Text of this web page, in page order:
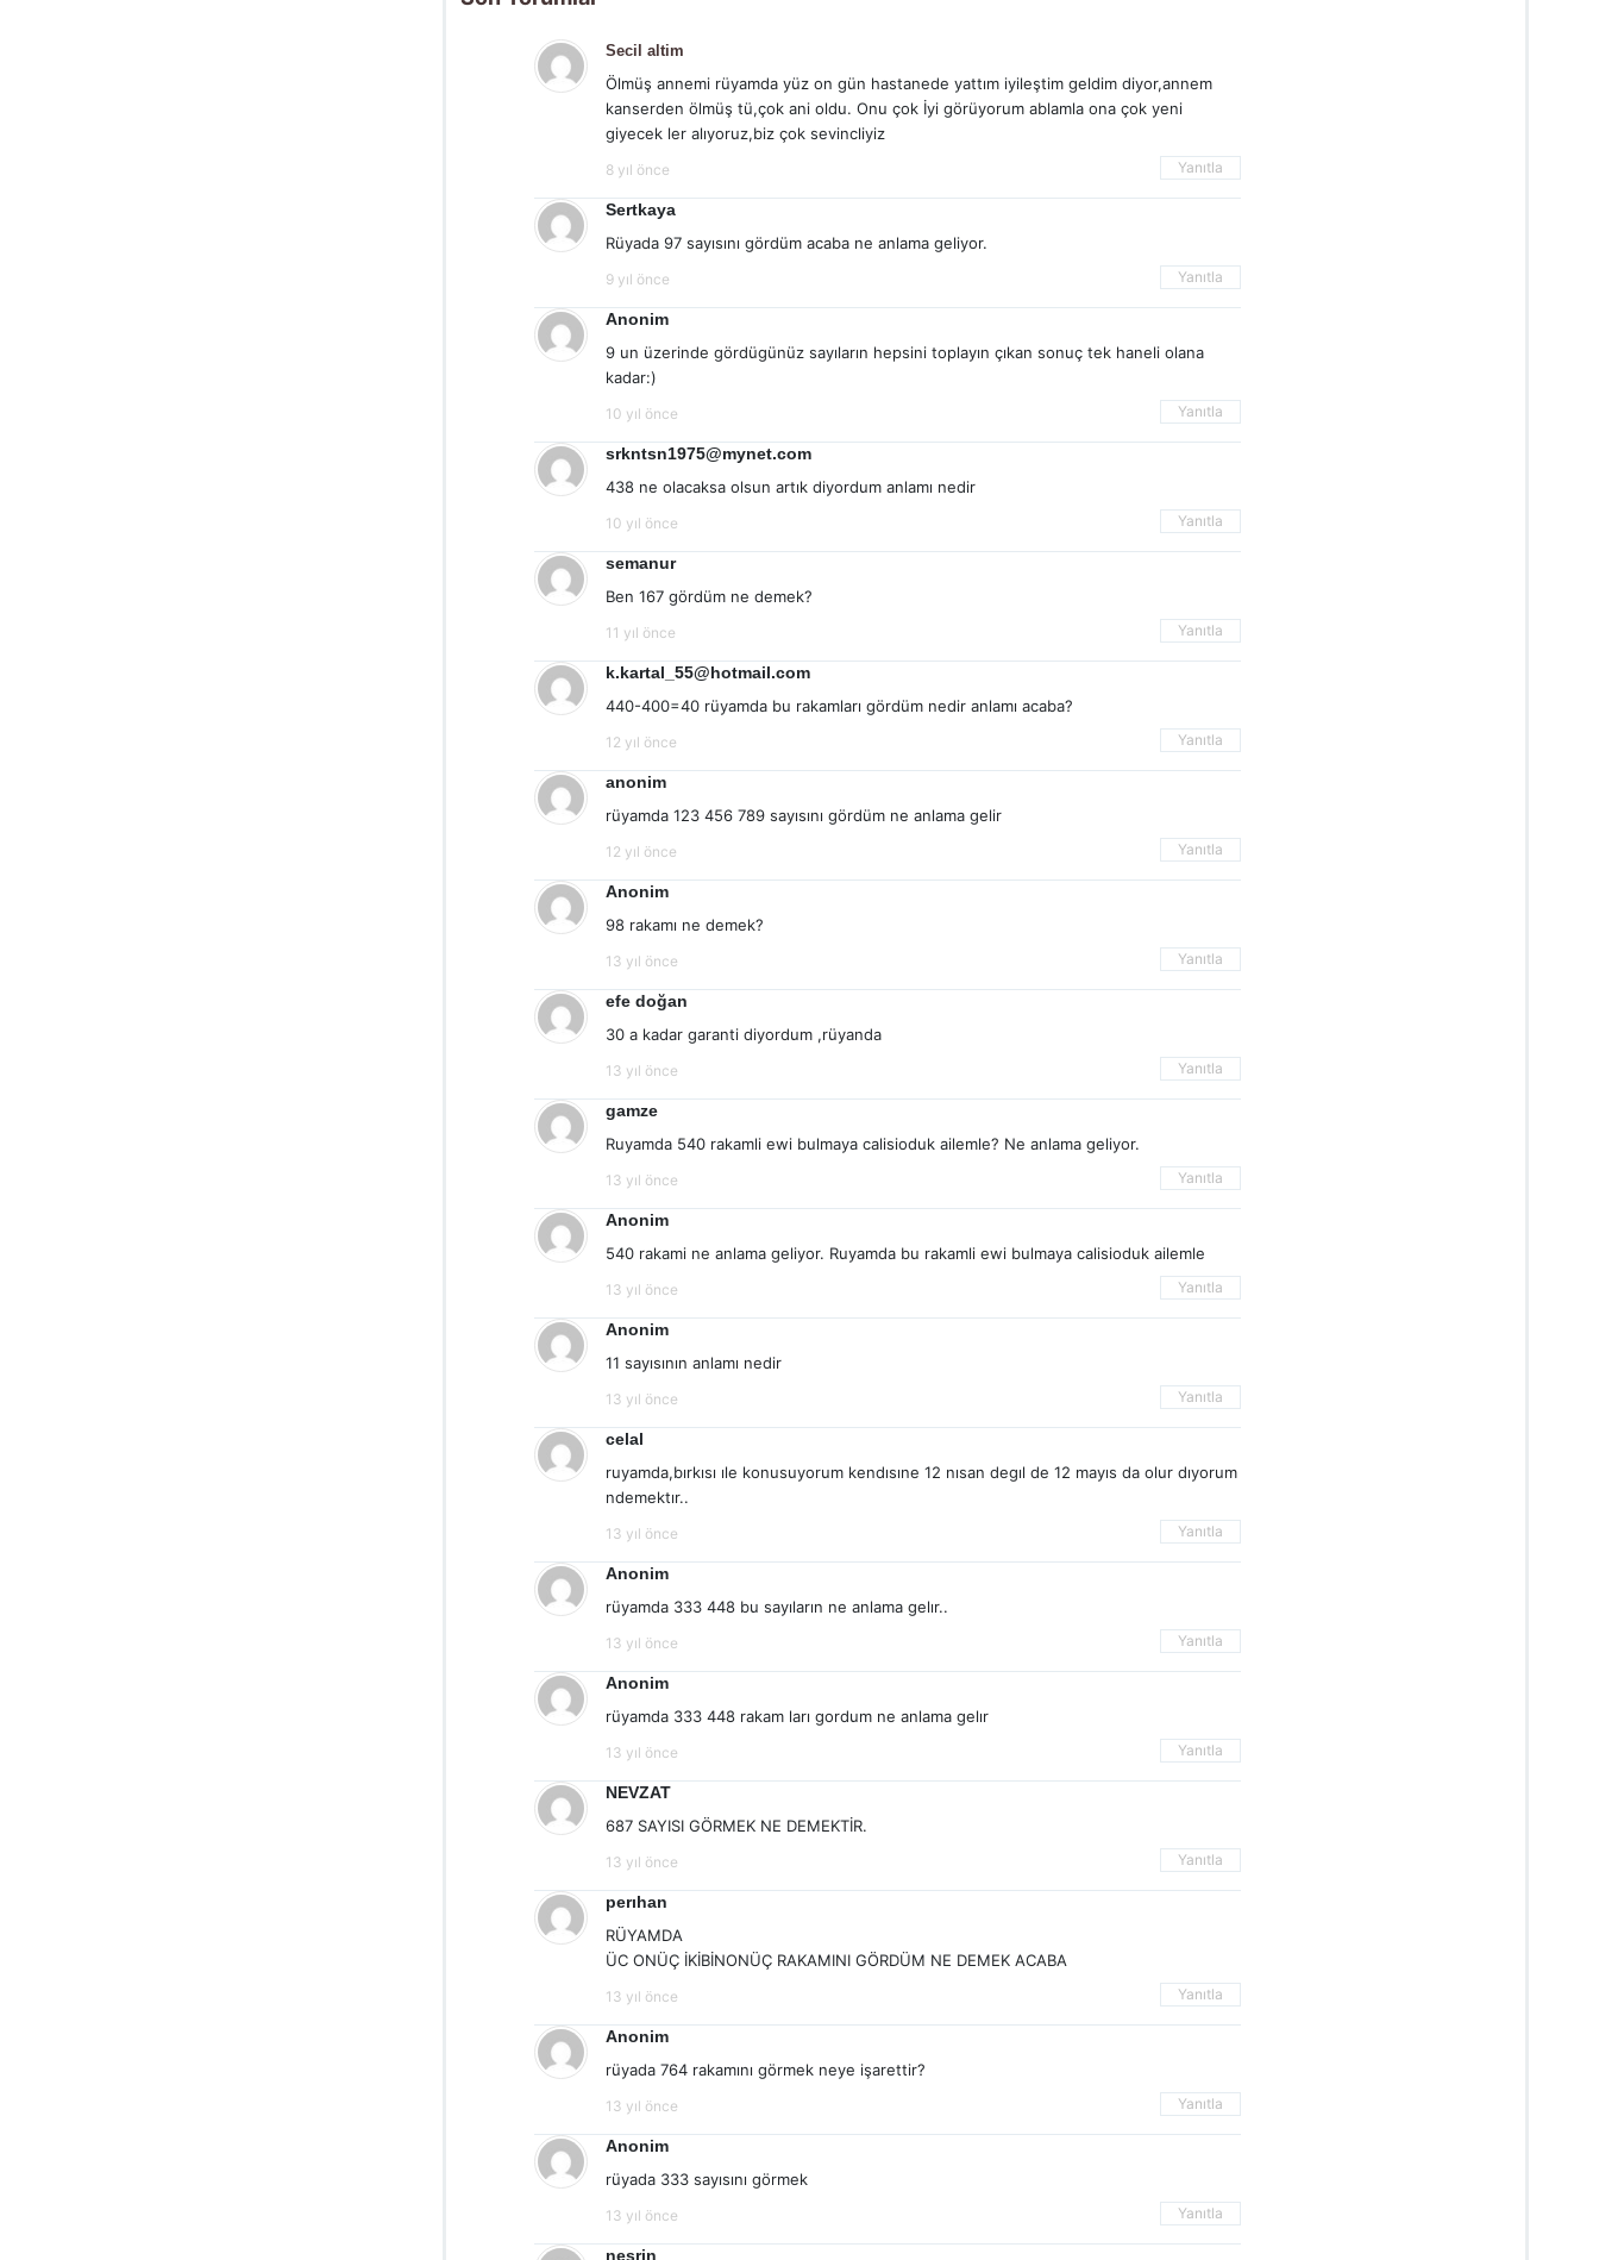
Secil altim
Ölmüş annemi rüyamda yüz on gün hastanede yattım iyileştim geldim diyor,annem
kanserden ölmüş tü,çok ani oldu. Onu çok İyi görüyorum ablamla ona çok yeni
giyecek ler alıyoruz,biz çok sevincliyiz
8 yıl önce Yanıtla
Sertkaya
Rüyada 97 sayısını gördüm acaba ne anlama geliyor.
9 yıl önce Yanıtla
Anonim
9 un üzerinde gördügünüz sayıların hepsini toplayın çıkan sonuç tek haneli olana
kadar:)
10 yıl önce Yanıtla
srkntsn1975@mynet.com
438 ne olacaksa olsun artık diyordum anlamı nedir
10 yıl önce Yanıtla
semanur
Ben 167 gördüm ne demek?
11 yıl önce Yanıtla
k.kartal_55@hotmail.com
440-400=40 rüyamda bu rakamları gördüm nedir anlamı acaba?
12 yıl önce Yanıtla
anonim
rüyamda 123 456 789 sayısını gördüm ne anlama gelir
12 yıl önce Yanıtla
Anonim
98 rakamı ne demek?
13 yıl önce Yanıtla
efe doğan
30 a kadar garanti diyordum ,rüyanda
13 yıl önce Yanıtla
gamze
Ruyamda 540 rakamli ewi bulmaya calisioduk ailemle? Ne anlama geliyor.
13 yıl önce Yanıtla
Anonim
540 rakami ne anlama geliyor. Ruyamda bu rakamli ewi bulmaya calisioduk ailemle
13 yıl önce Yanıtla
Anonim
11 sayısının anlamı nedir
13 yıl önce Yanıtla
celal
ruyamda,bırkısı ıle konusuyorum kendısıne 12 nısan degıl de 12 mayıs da olur dıyorum
ndemektır..
13 yıl önce Yanıtla
Anonim
rüyamda 333 448 bu sayıların ne anlama gelır..
13 yıl önce Yanıtla
Anonim
rüyamda 333 448 rakam ları gordum ne anlama gelır
13 yıl önce Yanıtla
NEVZAT
687 SAYISI GÖRMEK NE DEMEKTİR.
13 yıl önce Yanıtla
perıhan
RÜYAMDA
ÜC ONÜÇ İKİBİNONÜÇ RAKAMINI GÖRDÜM NE DEMEK ACABA
13 yıl önce Yanıtla
Anonim
rüyada 764 rakamını görmek neye işarettir?
13 yıl önce Yanıtla
Anonim
rüyada 333 sayısını görmek
13 yıl önce Yanıtla
nesrin